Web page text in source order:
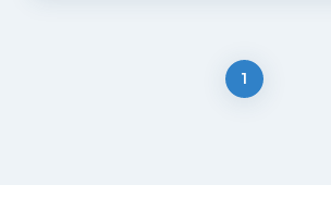
1